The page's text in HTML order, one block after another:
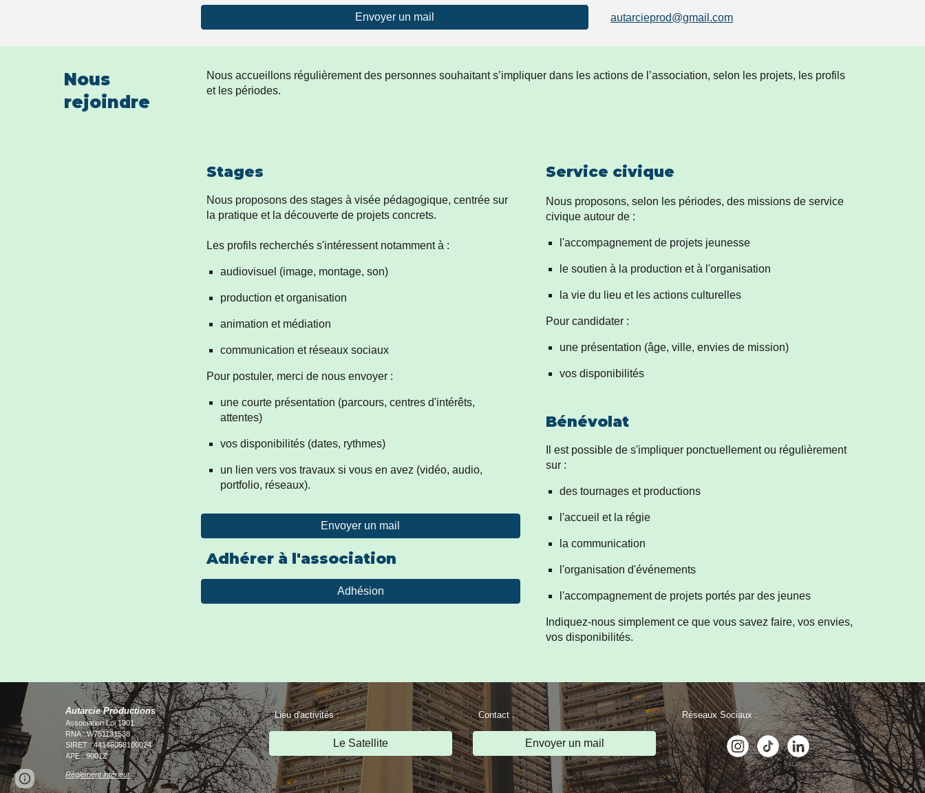
Envoyer un mail autarcieprod@gmail.com
Nous
rejoindre
Nous accueillons régulièrement des personnes souhaitant s’impliquer dans les actions de l’association, selon les projets, les profils
et les périodes.
Stages
Nous proposons des stages à visée pédagogique, centrée sur
la pratique et la découverte de projets concrets.
Les profils recherchés s'intéressent notamment à :
audiovisuel (image, montage, son)
production et organisation
animation et médiation
communication et réseaux sociaux
Pour postuler, merci de nous envoyer :
une courte présentation (parcours, centres d'intérêts,
attentes)
vos disponibilités (dates, rythmes)
un lien vers vos travaux si vous en avez (vidéo, audio,
portfolio, réseaux).
Envoyer un mail
Adhérer à l'association
Adhésion
Service civique
Nous proposons, selon les périodes, des missions de service
civique autour de :
l'accompagnement de projets jeunesse
le soutien à la production et à l'organisation
la vie du lieu et les actions culturelles
Pour candidater :
une présentation (âge, ville, envies de mission)
vos disponibilités
Bénévolat
Il est possible de s'impliquer ponctuellement ou régulièrement
sur :
des tournages et productions
l'accueil et la régie
la communication
l'organisation d'événements
l'accompagnement de projets portés par des jeunes
Indiquez-nous simplement ce que vous savez faire, vos envies,
vos disponibilités.
Autarcie Productions
Association Loi 1901
RNA : W751131538
SIRET : 44146058100024
APE : 9001Z
Règlement intérieur
Lieu d'activités :
Le Satellite
Contact :
Envoyer un mail
Réseaux Sociaux :
Google Sites Report abuse